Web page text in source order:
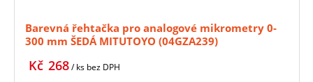
Barevná řehtačka pro analogové mikrometry 0-
300 mm ŠEDÁ MITUTOYO (04GZA239)
268
Kč / ks bez DPH